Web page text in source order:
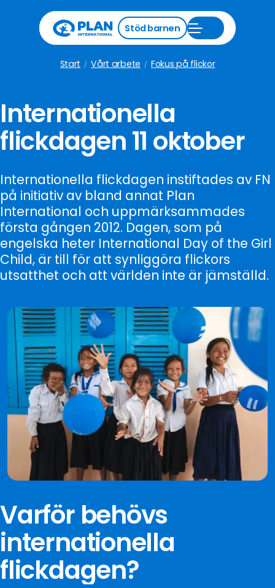
Start Vårt arbete Fokus på flickor
Stäng
stödmeny
Stöd barnen
Stöd
barnen
Öppna
meny
Internationella
flickdagen 11 oktober
Internationella flickdagen instiftades av FN
på initiativ av bland annat Plan
International och uppmärksammades
första gången 2012. Dagen, som på
engelska heter International Day of the Girl
Child, är till för att synliggöra flickors
utsatthet och att världen inte är jämställd.
Varför behövs
internationella
flickdagen?